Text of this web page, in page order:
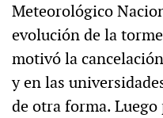
Meteorológico
evolución de la
motivó la
y en las
de otra forma.